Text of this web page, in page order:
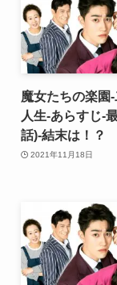
魔女たちの楽園
人生-あらすじ-
話)-結末は！？
2021年11月18日